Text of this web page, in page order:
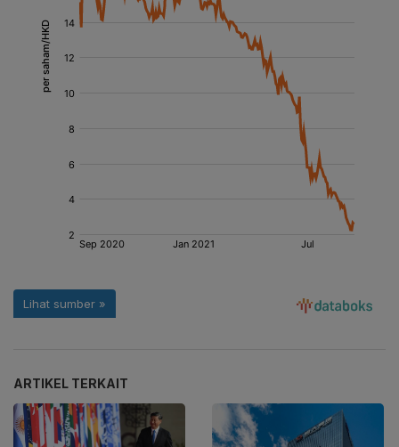
ARTIKEL TERKAIT